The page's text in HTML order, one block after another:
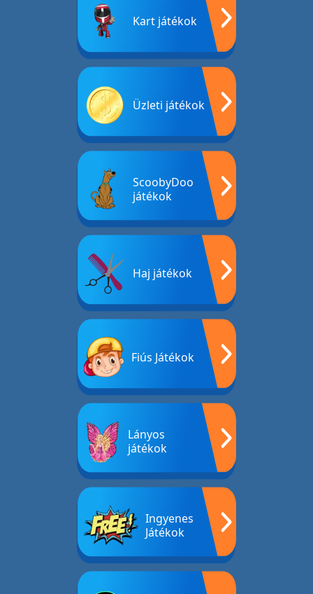
Kart játékok
Üzleti játékok
ScoobyDoo
játékok
Haj játékok
Fiús Játékok
Lányos
játékok
Ingyenes
Játékok